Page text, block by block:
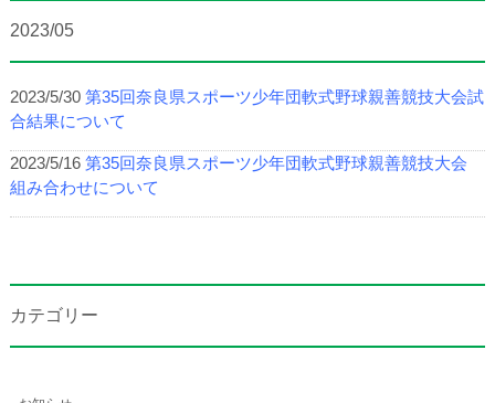
2023/05
2023/5/30 第35回奈良県スポーツ少年団軟式野球親善競技大会試
合結果について
2023/5/16 第35回奈良県スポーツ少年団軟式野球親善競技大会
組み合わせについて
カテゴリー